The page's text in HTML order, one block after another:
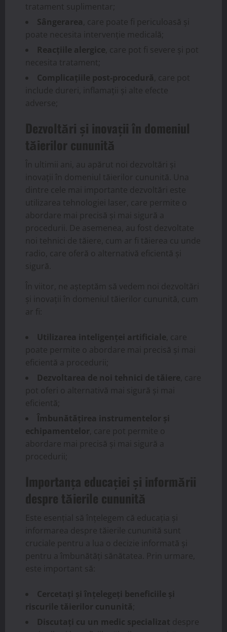
tratament suplimentar;
Sângerarea , care poate fi periculoasă și
poate necesita intervenție medicală;
Reacțiile alergice , care pot fi severe și pot
necesita tratament;
Complicațiile post-procedură , care pot
include dureri, inflamații și alte efecte
adverse;
Dezvoltări și inovații în domeniul
tăierilor cununită
În ultimii ani, au apărut noi dezvoltări și
inovații în domeniul tăierilor cununită. Una
dintre cele mai importante dezvoltări este
utilizarea tehnologiei laser, care permite o
abordare mai precisă și mai sigură a
procedurii. De asemenea, au fost dezvoltate
noi tehnici de tăiere, cum ar fi tăierea cu unde
radio, care oferă o alternativă eficientă și
sigură.
În viitor, ne așteptăm să vedem noi dezvoltări
și inovații în domeniul tăierilor cununită, cum
ar fi:
Utilizarea inteligenței artificiale , care
poate permite o abordare mai precisă și mai
eficientă a procedurii;
Dezvoltarea de noi tehnici de tăiere , care
pot oferi o alternativă mai sigură și mai
eficientă;
Îmbunătățirea instrumentelor și
echipamentelor , care pot permite o
abordare mai precisă și mai sigură a
procedurii;
Importanța educației și informării
despre tăierile cununită
Este esențial să înțelegem că educația și
informarea despre tăierile cununită sunt
cruciale pentru a lua o decizie informată și
pentru a îmbunătăți sănătatea. Prin urmare,
este important să:
Cercetați și înțelegeți beneficiile și
riscurile tăierilor cununită;
Discutați cu un medic specializat despre